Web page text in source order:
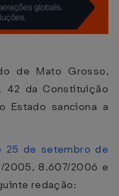
de Mato Grosso,
da Constituição
Estado sanciona a
25 de setembro de
2005, 8.607/2006 e
redação: